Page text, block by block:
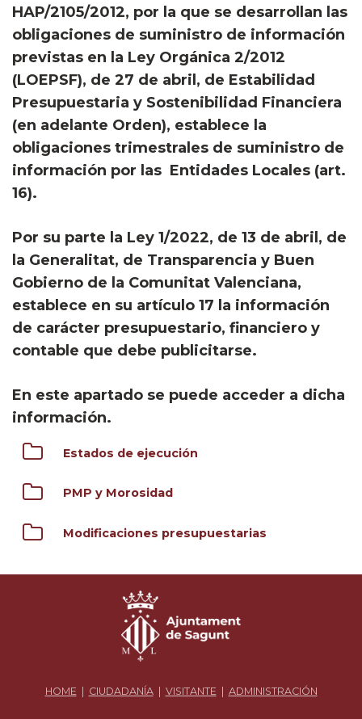
HAP/2105/2012, por la que se desarrollan las
obligaciones de suministro de información
previstas en la Ley Orgánica 2/2012
(LOEPSF), de 27 de abril, de Estabilidad
Presupuestaria y Sostenibilidad Financiera
(en adelante Orden), establece la
obligaciones trimestrales de suministro de
información por las Entidades Locales (art.
16).
Por su parte la Ley 1/2022, de 13 de abril, de
la Generalitat, de Transparencia y Buen
Gobierno de la Comunitat Valenciana,
establece en su artículo 17 la información
de carácter presupuestario, financiero y
contable que debe publicitarse.
En este apartado se puede acceder a dicha
información.
Estados de ejecución
PMP y Morosidad
Modificaciones presupuestarias
HOME| CIUDADANÍA| VISITANTE| ADMINISTRACIÓN